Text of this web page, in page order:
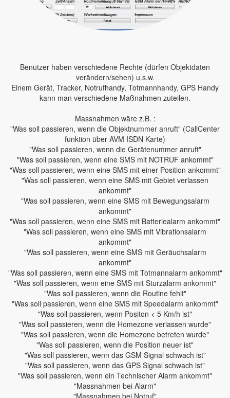
Benutzer haben verschiedene Rechte (dürfen Objektdaten
verändern/sehen) u.s.w.
Einem Gerät, Tracker, Notrufhandy, Totmannhandy, GPS Handy
kann man verschiedene Maßnahmen zuteilen.
Massnahmen wäre z.B. :
"Was soll passieren, wenn die Objektnummer anruft" (CallCenter
funktion über AVM ISDN Karte)
"Was soll passieren, wenn die Gerätenummer anruft"
"Was soll passieren, wenn eine SMS mit NOTRUF ankommt"
"Was soll passieren, wenn eine SMS mit einer Position ankommt"
"Was soll passieren, wenn eine SMS mit Gebiet verlassen
ankommt"
"Was soll passieren, wenn eine SMS mit Bewegungsalarm
ankommt"
"Was soll passieren, wenn eine SMS mit Batteriealarm ankommt"
"Was soll passieren, wenn eine SMS mit Vibrationsalarm
ankommt"
"Was soll passieren, wenn eine SMS mit Geräuchsalarm
ankommt"
"Was soll passieren, wenn eine SMS mit Totmannalarm ankommt"
"Was soll passieren, wenn eine SMS mit Sturzalarm ankommt"
"Was soll passieren, wenn die Routine fehlt"
"Was soll passieren, wenn eine SMS mit Speedalarm ankommt"
"Was soll passieren, wenn Positon < 5 Km/h ist"
"Was soll passieren, wenn die Homezone verlassen wurde"
"Was soll passieren, wenn die Homezone betreten wurde"
"Was soll passieren, wenn die Position neuer ist"
"Was soll passieren, wenn das GSM Signal schwach ist"
"Was soll passieren, wenn das GPS Signal schwach ist"
"Was soll passieren, wenn ein Technischer Alarm ankommt"
"Massnahmen bei Alarm"